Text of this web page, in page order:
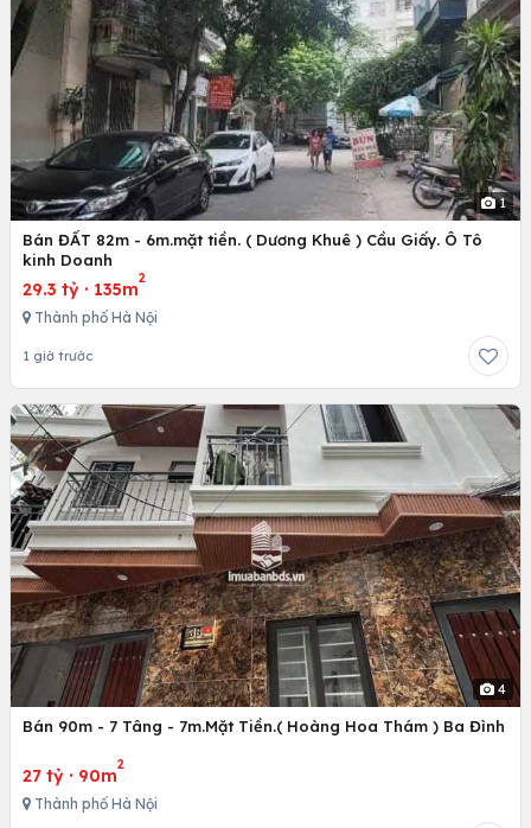
1
Bán ĐẤT 82m - 6m.mặt tiền. ( Dương Khuê ) Cầu Giấy. Ô Tô
kinh Doanh
29.3 tỷ · 135m
2
Thành phố Hà Nội
1 giờ trước
4
Bán 90m - 7 Tâng - 7m.Mặt Tiền.( Hoàng Hoa Thám ) Ba Đình
27 tỷ · 90m
2
Thành phố Hà Nội